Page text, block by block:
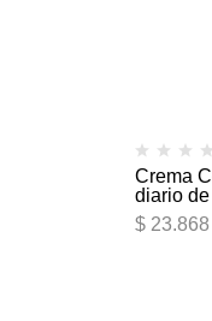
Crema
diario
$ 23.868